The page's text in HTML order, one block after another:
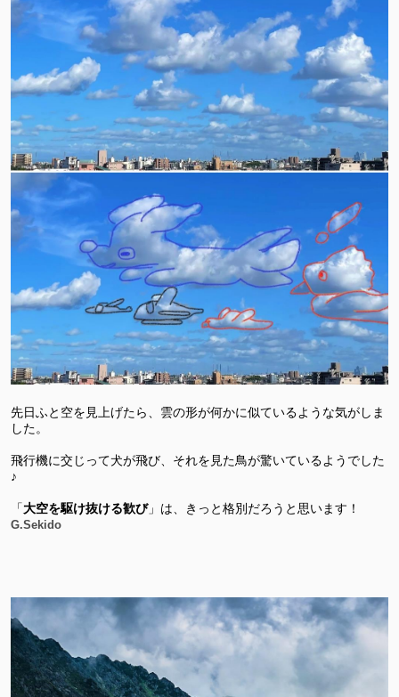
先日ふと空を見上げたら、雲の形が何かに似ているような気がしま
した。
飛行機に交じって犬が飛び、それを見た鳥が驚いているようでした
♪
「大空を駆け抜ける歓び」は、きっと格別だろうと思います！
G.Sekido